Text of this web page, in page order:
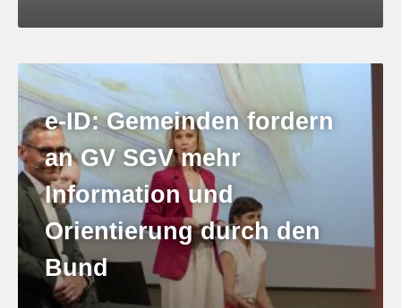
e-ID: Gemeinden fordern
an GV SGV mehr
Information und
Orientierung durch den
Bund